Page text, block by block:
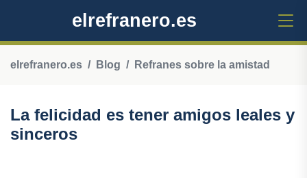
elrefranero.es
elrefranero.es Blog Refranes sobre la amistad
La felicidad es tener amigos leales y
sinceros